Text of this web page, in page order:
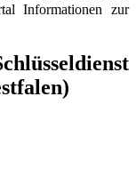
Informationen zur